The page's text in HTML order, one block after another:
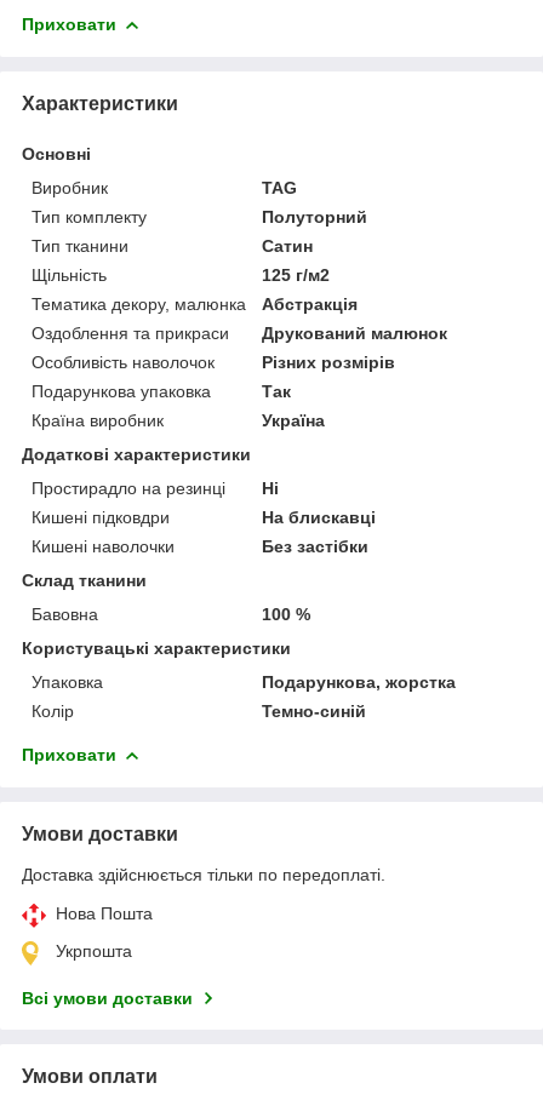
Приховати
Характеристики
Основні
Виробник
TAG
Тип комплекту
Полуторний
Тип тканини
Сатин
Щільність
125 г/м2
Тематика декору, малюнка
Абстракція
Оздоблення та прикраси
Друкований малюнок
Особливість наволочок
Різних розмірів
Подарункова упаковка
Так
Країна виробник
Україна
Додаткові характеристики
Простирадло на резинці
Ні
Кишені підковдри
На блискавці
Кишені наволочки
Без застібки
Склад тканини
Бавовна
100 %
Користувацькі характеристики
Упаковка
Подарункова, жорстка
Колір
Темно-синій
Приховати
Умови доставки
Доставка здійснюється тільки по передоплаті.
Нова Пошта
Укрпошта
Всі умови доставки
Умови оплати